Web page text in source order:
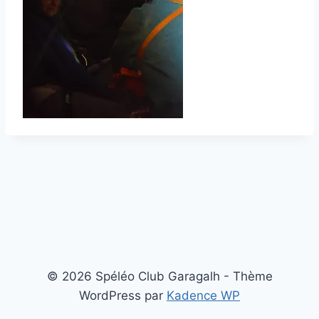
© 2026 Spéléo Club Garagalh - Thème
WordPress par Kadence WP